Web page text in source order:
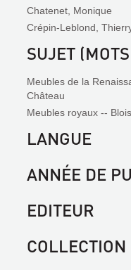
Chatenet, Monique
Crépin-Leblond,
SUJET
Meubles de la
Château
Meubles royaux --
LANGUE
ANNÉE DE
EDITEUR
COLLECTION